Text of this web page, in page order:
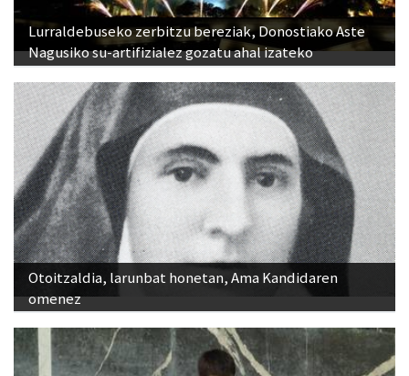
Lurraldebuseko zerbitzu bereziak, Donostiako Aste
Nagusiko su-artifizialez gozatu ahal izateko
Otoitzaldia, larunbat honetan, Ama Kandidaren
omenez